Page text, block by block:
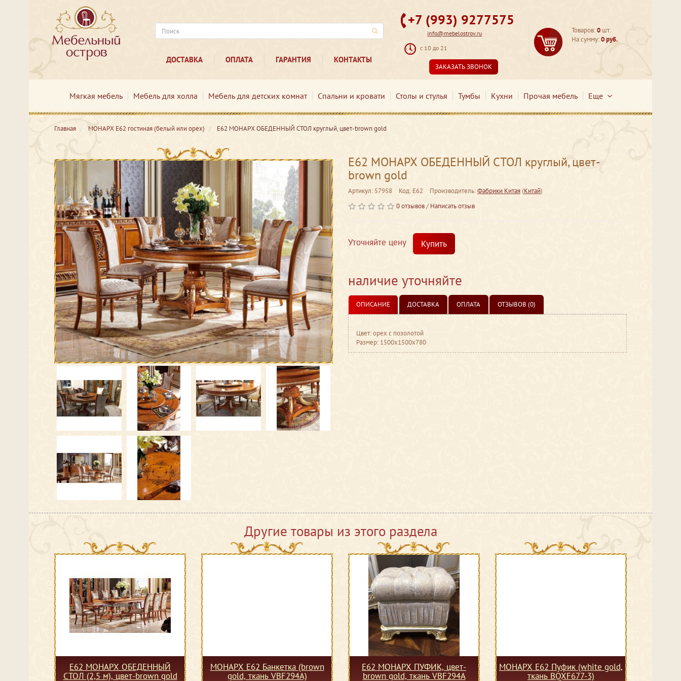
ДОСТАВКА ОПЛАТА ГАРАНТИЯ КОНТАКТЫ
+7 (993) 9277575
info@mebelostrov.ru
с 10 до 21
ЗАКАЗАТЬ ЗВОНОК
Товаров:0 шт.
На сумму:0 руб.
Мягкая мебель Мебель для холла Мебель для детских комнат Спальни и кровати Столы и стулья Тумбы Кухни Прочая мебель Еще
Главная МОНАРХ Е62 гостиная (белый или орех) Е62 МОНАРХ ОБЕДЕННЫЙ СТОЛ круглый, цвет-brown gold
Е62 МОНАРХ ОБЕДЕННЫЙ СТОЛ круглый, цвет-
brown gold
Артикул: 57958 Код: Е62 Производитель:Фабрики Китая(Китай)
0 отзывов/ Написать отзыв
Уточняйте цену Купить
наличие уточняйте
ОПИСАНИЕ ДОСТАВКА ОПЛАТА ОТЗЫВОВ (0)
Цвет: орех с позолотой
Размер: 1500x1500x780
Другие товары из этого раздела
Е62 МОНАРХ ОБЕДЕННЫЙ
СТОЛ (2,5 м), цвет-brown gold
МОНАРХ Е62 Банкетка (brown
gold, ткань VBF294A)
Е62 МОНАРХ ПУФИК, цвет-
brown gold, ткань VBF294A
МОНАРХ Е62 Пуфик (white gold,
ткань BQXF677-3)